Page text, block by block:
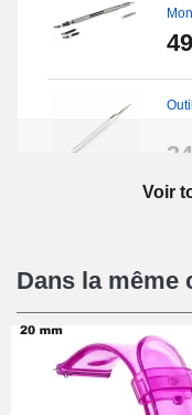
Kit
Voir
Dans la même